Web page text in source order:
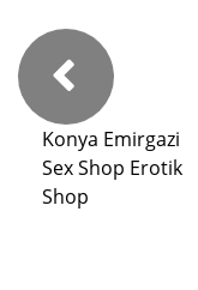
Konya Emirgazi
Sex Shop Erotik
Shop